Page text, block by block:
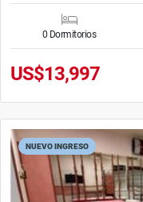
0 Dormitorios
US$13,997
NUEVO INGRESO